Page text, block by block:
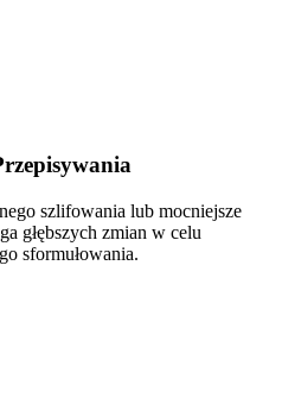
szlifowania lub mocniejsze
głębszych zmian w celu
sformułowania.